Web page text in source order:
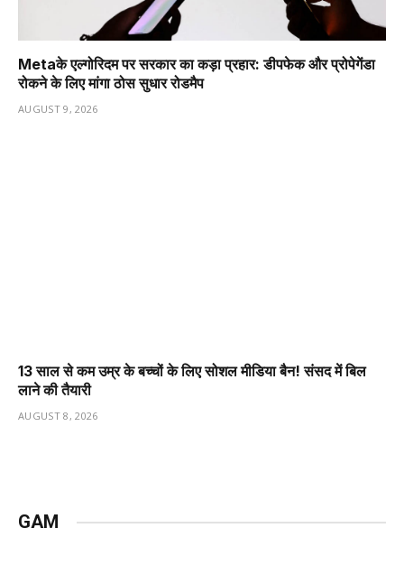
Metaके एल्गोरिदम पर सरकार का कड़ा प्रहार: डीपफेक और प्रोपेगेंडा
रोकने के लिए मांगा ठोस सुधार रोडमैप
AUGUST 9, 2026
13 साल से कम उम्र के बच्चों के लिए सोशल मीडिया बैन! संसद में बिल
लाने की तैयारी
AUGUST 8, 2026
GAM